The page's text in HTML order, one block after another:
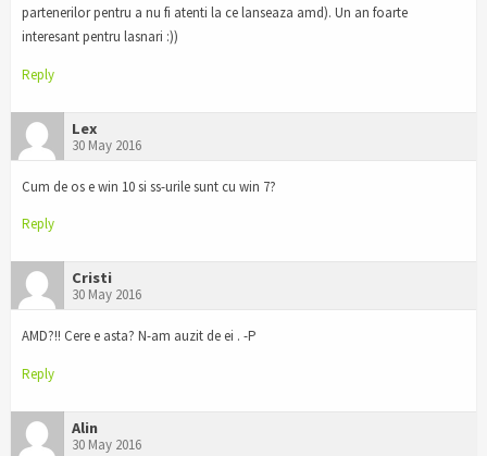
partenerilor pentru a nu fi atenti la ce lanseaza amd). Un an foarte
interesant pentru lasnari :))
Reply
Lex
30 May 2016
Cum de os e win 10 si ss-urile sunt cu win 7?
Reply
Cristi
30 May 2016
AMD?!! Cere e asta? N-am auzit de ei . -P
Reply
Alin
30 May 2016